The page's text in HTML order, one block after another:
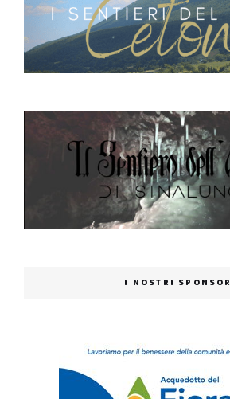
I NOSTRI SPONSOR